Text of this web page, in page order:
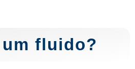
fluido?